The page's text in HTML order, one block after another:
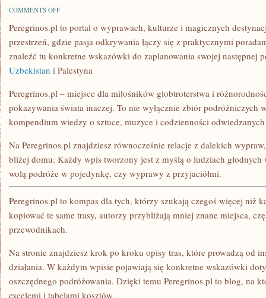
COMMENTS OFFON
POŁUDNIOWA
MALEZJA
Peregrinos.pl to portal o wyprawach, kulturze i magicznych
przestrzeń, gdzie pasja odkrywania łączy się z praktycznymi
znaleźć tu konkretne wskazówki do zaplanowania swojej następnej
Uzbekistan i Palestyna
Peregrinos.pl – miejsce dla miłośników globtroterstwa i
pokazywania świata inaczej. To nie wyłącznie zbiór podróżniczych
kompendium wiedzy o sztuce, muzyce i codzienności
Na Peregrinos.pl znajdziesz równocześnie relacje z dalekich
bliżej domu. Każdy wpis tworzony jest z myślą o ludziach głodnych
wolą podróże w pojedynkę, czy wyprawy z przyjaciółmi.
Peregrinos.pl to kompas dla tych, którzy szukają czegoś więcej niż
kopiować te same trasy, autorzy przybliżają mniej znane miejsca,
przewodnikach.
Na stronie znajdziesz krok po kroku opisy tras, które prowadzą od
działania. W każdym wpisie pojawiają się konkretne wskazówki
oszczędnego podróżowania. Dzięki temu Peregrinos.pl to blog, na
excelemi i tabelami kosztów.